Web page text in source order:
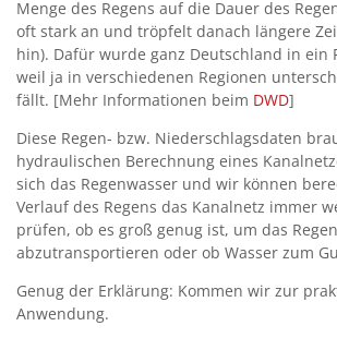
Menge des Regens auf die Dauer des
oft stark an und tröpfelt danach längere
hin). Dafür wurde ganz Deutschland in ein
weil ja in verschiedenen Regionen
fällt. [Mehr Informationen beim DWD]
Diese Regen- bzw. Niederschlagsdaten
hydraulischen Berechnung eines
sich das Regenwasser und wir können
Verlauf des Regens das Kanalnetz immer
prüfen, ob es groß genug ist, um das
abzutransportieren oder ob Wasser zum
Genug der Erklärung: Kommen wir zur
Anwendung.